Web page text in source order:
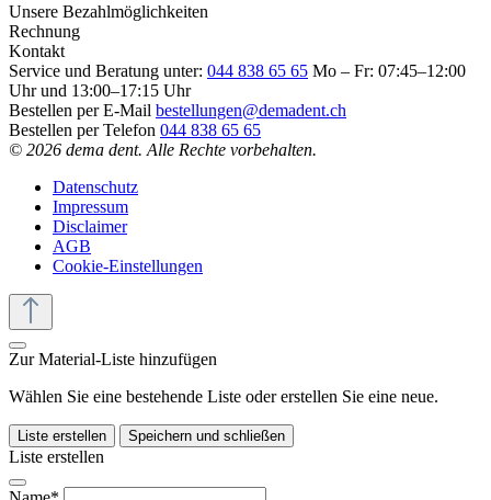
Unsere Bezahlmöglichkeiten
Rechnung
Kontakt
Service und Beratung unter: 044 838 65 65 Mo – Fr: 07:45–12:00
Uhr und 13:00–17:15 Uhr
Bestellen per E-Mail bestellungen@demadent.ch
Bestellen per Telefon 044 838 65 65
© 2026 dema dent. Alle Rechte vorbehalten.
Datenschutz
Impressum
Disclaimer
AGB
Cookie-Einstellungen
Zur Material-Liste hinzufügen
Wählen Sie eine bestehende Liste oder erstellen Sie eine neue.
Liste erstellen Speichern und schließen
Liste erstellen